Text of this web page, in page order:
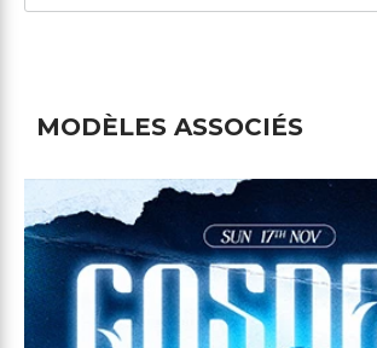
MODÈLES ASSOCIÉS